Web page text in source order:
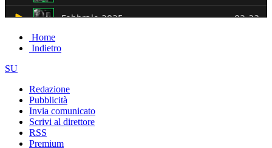
Home
Indietro
SU
Redazione
Pubblicità
Invia comunicato
Scrivi al direttore
RSS
Premium